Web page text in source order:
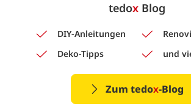
tedoxBlog
DIY-Anleitungen
Deko-Tipps
und
Zum tedox-Blog